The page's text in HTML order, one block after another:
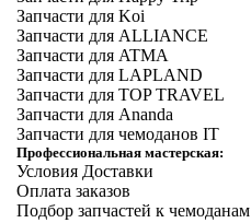
Запчасти для Koi
Запчасти для ALLIANCE
Запчасти для ATMA
Запчасти для LAPLAND
Запчасти для TOP TRAVEL
Запчасти для Ananda
Запчасти для чемоданов IT
Профессиональная мастерская:
Условия Доставки
Оплата заказов
Подбор запчастей к чемоданам